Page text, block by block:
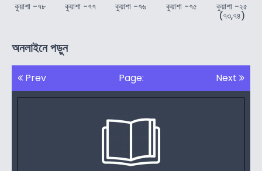
কুয়াশা -৭৮ কুয়াশা -৭৭ কুয়াশা -৭৬ কুয়াশা -৭৫
কুয়াশা -২৫
(৭৩,৭৪)
অনলাইনে পড়ুন
Prev Page: Next